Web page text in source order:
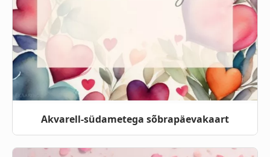
Akvarell-südametega sõbrapäevakaart